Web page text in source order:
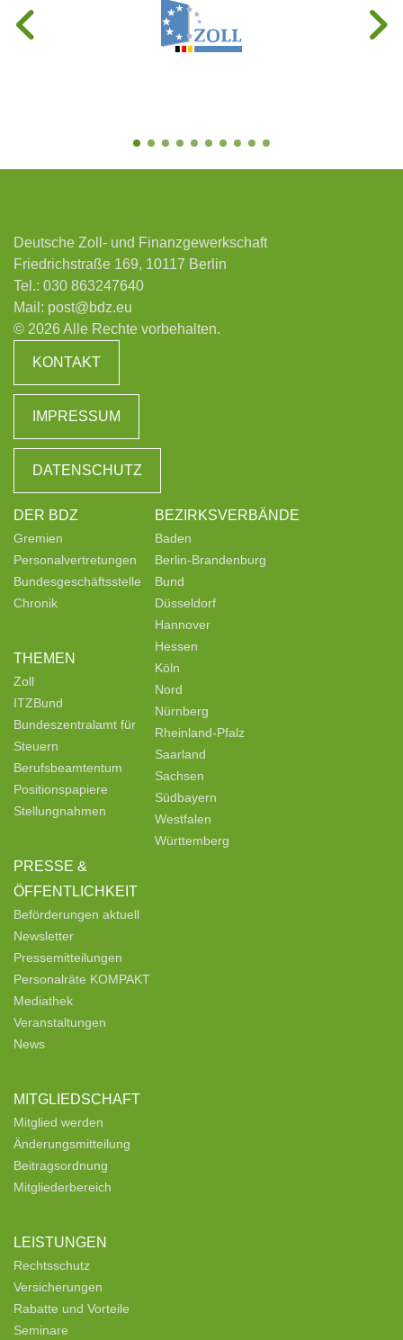
Deutsche Zoll- und Finanzgewerkschaft
Friedrichstraße 169, 10117 Berlin
Tel.: 030 863247640
Mail: post@bdz.eu
© 2026 Alle Rechte vorbehalten.
KONTAKT
IMPRESSUM
DATENSCHUTZ
DER BDZ
Gremien
Personalvertretungen
Bundesgeschäftsstelle
Chronik
THEMEN
Zoll
ITZBund
Bundeszentralamt für
Steuern
Berufsbeamtentum
Positionspapiere
Stellungnahmen
PRESSE &
ÖFFENTLICHKEIT
Beförderungen aktuell
Newsletter
Pressemitteilungen
Personalräte KOMPAKT
Mediathek
Veranstaltungen
News
MITGLIEDSCHAFT
Mitglied werden
Änderungsmitteilung
Beitragsordnung
Mitgliederbereich
LEISTUNGEN
Rechtsschutz
Versicherungen
Rabatte und Vorteile
Seminare
BEZIRKSVERBÄNDE
Baden
Berlin-Brandenburg
Bund
Düsseldorf
Hannover
Hessen
Köln
Nord
Nürnberg
Rheinland-Pfalz
Saarland
Sachsen
Südbayern
Westfalen
Württemberg